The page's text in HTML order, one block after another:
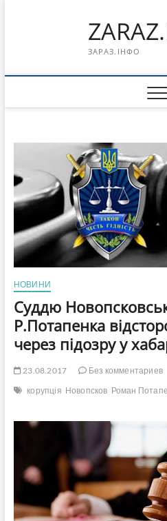
ЗАРАЗ.ІНФО
НОВИНИ
Суддю
Р.Потапенка
через підозру у
23.08.2017
Без комментариев
корупція Новопсков Роман